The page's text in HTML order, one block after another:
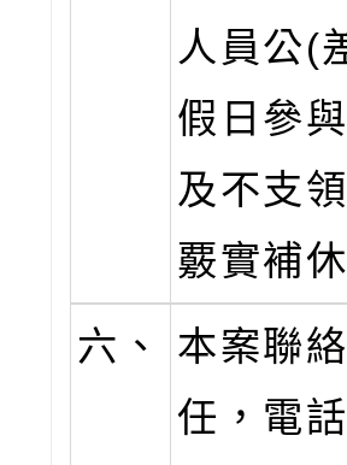
人員公(
假日參
及不支
覈實補休
六、
本案聯
任，電